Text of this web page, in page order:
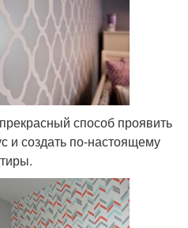
способ проявить
и создать по-настоящему